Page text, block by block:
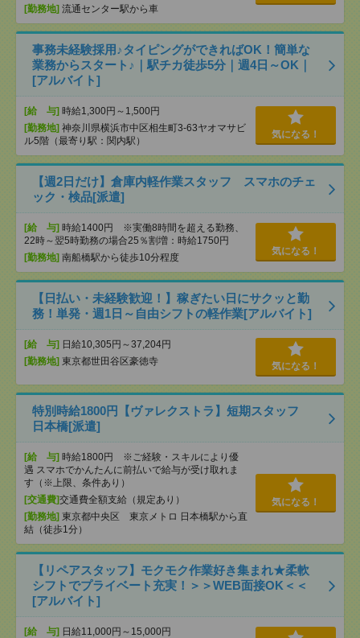
[勤務地] 流通センター駅から車
事務未経験採用♪タイピングができればOK！簡単な
業務からスタート♪｜駅チカ徒歩5分｜週4日～OK｜
[アルバイト]
[給 与] 時給1,300円～1,500円
[勤務地] 神奈川県横浜市中区相生町3-63ヤオマサビ
ル5階（最寄り駅：関内駅）
気になる！
【週2日だけ】倉庫内軽作業スタッフ スマホのチェ
ック・検品[派遣]
[給 与] 時給1400円 ※実働8時間を超える勤務、
22時～翌5時勤務の場合25％割増：時給1750円
[勤務地] 南船橋駅から徒歩10分程度
気になる！
【日払い・未経験歓迎！】稼ぎたい日にサクッと勤
務！単発・週1日～自由シフトの軽作業[アルバイト]
[給 与] 日給10,305円～37,204円
[勤務地] 東京都世田谷区豪徳寺 気になる！
特別時給1800円【ヴァレクストラ】短期スタッフ
日本橋[派遣]
[給 与] 時給1800円 ※ご経験・スキルにより優
遇 スマホでかんたんに前払いで給与が受け取れま
す（※上限、条件あり）
[交通費]交通費全額支給（規定あり）
[勤務地] 東京都中央区 東京メトロ 日本橋駅から直
結（徒歩1分）
気になる！
【リペアスタッフ】モクモク作業好き集まれ★柔軟
シフトでプライベート充実！＞＞WEB面接OK＜＜
[アルバイト]
[給 与] 日給11,000円～15,000円